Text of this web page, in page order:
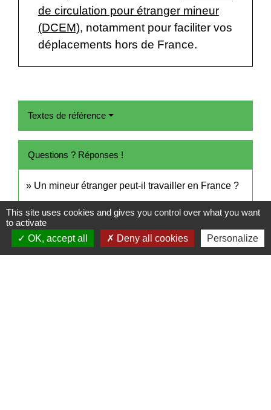
de circulation pour étranger mineur
(DCEM), notamment pour faciliter vos
déplacements hors de France.
Textes de référence
Questions ? Réponses !
Un mineur étranger peut-il travailler en France ?
This site uses cookies and gives you control over what you want
to activate
OK, accept all
Deny all cookies Personalize